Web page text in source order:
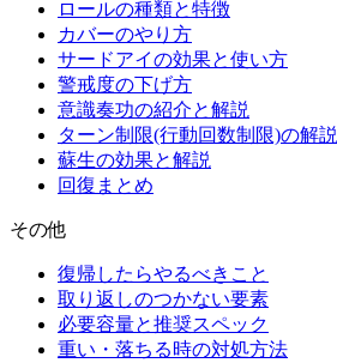
ロールの種類と特徴
カバーのやり方
サードアイの効果と使い方
警戒度の下げ方
意識奏功の紹介と解説
ターン制限(行動回数制限)の解説
蘇生の効果と解説
回復まとめ
その他
復帰したらやるべきこと
取り返しのつかない要素
必要容量と推奨スペック
重い・落ちる時の対処方法